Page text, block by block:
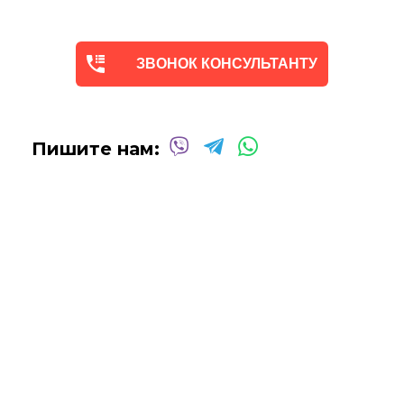
ЗВОНОК КОНСУЛЬТАНТУ
Пишите нам: